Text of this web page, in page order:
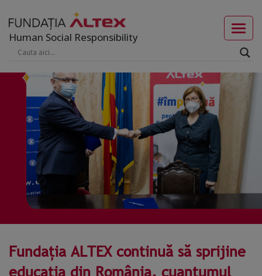
Human Social Responsibility
Fundația ALTEX continuă să sprijine
educația din România, cuantumul